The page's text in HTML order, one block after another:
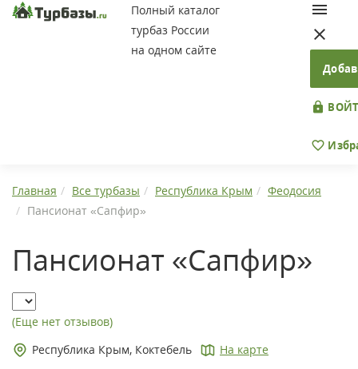
Полный каталог
турбаз России
на одном сайте
Главная Все турбазы Республика Крым
Феодосия
Пансионат «Сапфир»
Пансионат «Сапфир»
(Еще нет отзывов)
Республика Крым, Коктебель
На карте